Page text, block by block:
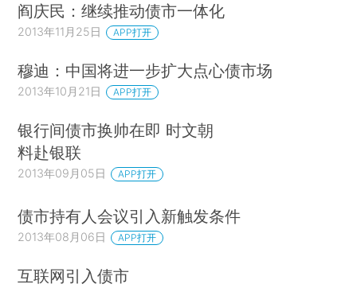
阎庆民：继续推动债市一体化
2013年11月25日 APP打开
穆迪：中国将进一步扩大点心债市场
2013年10月21日 APP打开
银行间债市换帅在即 时文朝
料赴银联
2013年09月05日 APP打开
债市持有人会议引入新触发条件
2013年08月06日 APP打开
互联网引入债市